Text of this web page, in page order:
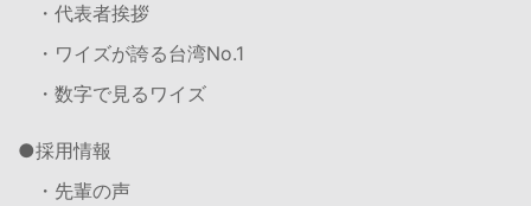
・代表者挨拶
・ワイズが誇る台湾No.1
・数字で見るワイズ
採用情報
・先輩の声